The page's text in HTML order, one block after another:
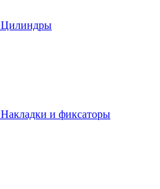
Цилиндры
Накладки и фиксаторы